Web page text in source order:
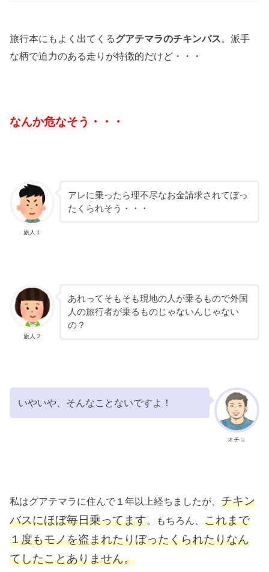
旅行本にもよく出てくるグアテマラのチキンバス。派手
な柄で迫力のある走りが特徴的だけど・・・
なんか危なそう・・・
旅人１
アレに乗ったら理不尽なお金請求されてぼっ
たくられそう・・・
旅人２
あれってそもそも現地の人が乗るもので外国
人の旅行者が乗るものじゃないんじゃない
の？
オチョ
いやいや、そんなことないですよ！
私はグアテマラに住んで１年以上経ちましたが、チキン
バスにほぼ毎日乗ってます。もちろん、これまで
１度もモノを盗まれたりぼったくられたりなん
てしたことありません。